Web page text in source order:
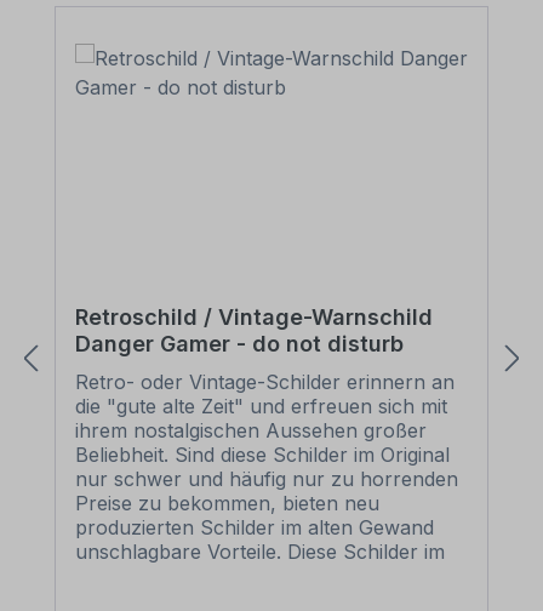
Retroschild / Vintage-Warnschild
Danger Gamer - do not disturb
Retro- oder Vintage-Schilder erinnern an
die "gute alte Zeit" und erfreuen sich mit
ihrem nostalgischen Aussehen großer
Beliebheit. Sind diese Schilder im Original
nur schwer und häufig nur zu horrenden
Preise zu bekommen, bieten neu
produzierten Schilder im alten Gewand
unschlagbare Vorteile. Diese Schilder im